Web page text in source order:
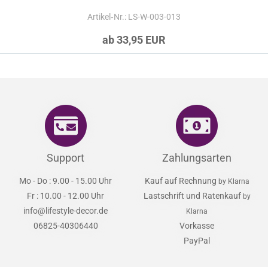
Artikel‑Nr.: LS-W-003-013
ab 33,95 EUR
Support
Mo - Do : 9.00 - 15.00 Uhr
Fr : 10.00 - 12.00 Uhr
info@lifestyle-decor.de
06825-40306440
Zahlungsarten
Kauf auf Rechnung by Klarna
Lastschrift und Ratenkauf by
Klarna
Vorkasse
PayPal